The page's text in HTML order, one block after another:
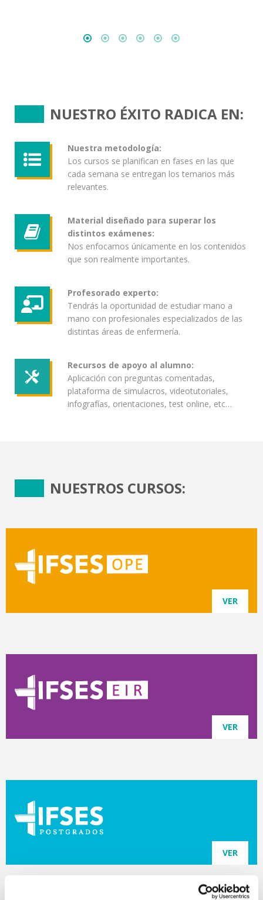
NUESTRO ÉXITO RADICA EN:
Nuestra metodología:
Los cursos se planifican en fases en las que
cada semana se entregan los temarios más
relevantes.
Material diseñado para superar los
distintos exámenes:
Nos enfocamos únicamente en los contenidos
que son realmente importantes.
Profesorado experto:
Tendrás la oportunidad de estudiar mano a
mano con profesionales especializados de las
distintas áreas de enfermería.
Recursos de apoyo al alumno:
Aplicación con preguntas comentadas,
plataforma de simulacros, videotutoriales,
infografías, orientaciones, test online, etc…
NUESTROS CURSOS:
VER
VER
VER